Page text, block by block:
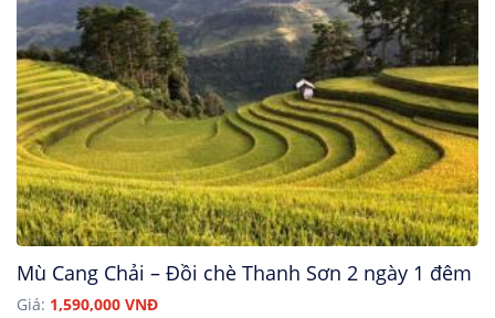
Mù Cang Chải – Đồi chè Thanh Sơn 2 ngày 1 đêm
Giá: 1,590,000 VNĐ